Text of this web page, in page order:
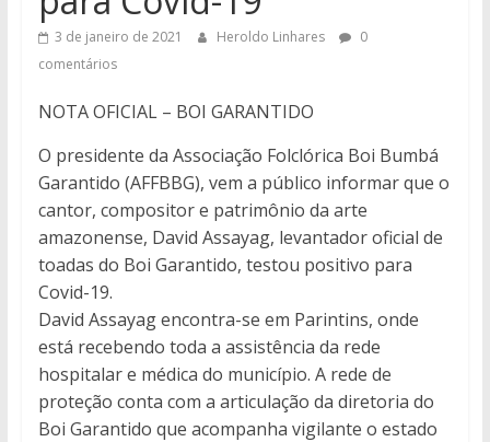
3 de janeiro de 2021 Heroldo Linhares
0
comentários
NOTA OFICIAL – BOI GARANTIDO
O presidente da Associação Folclórica Boi Bumbá
Garantido (AFFBBG), vem a público informar que o
cantor, compositor e patrimônio da arte
amazonense, David Assayag, levantador oficial de
toadas do Boi Garantido, testou positivo para
Covid-19.
David Assayag encontra-se em Parintins, onde
está recebendo toda a assistência da rede
hospitalar e médica do município. A rede de
proteção conta com a articulação da diretoria do
Boi Garantido que acompanha vigilante o estado